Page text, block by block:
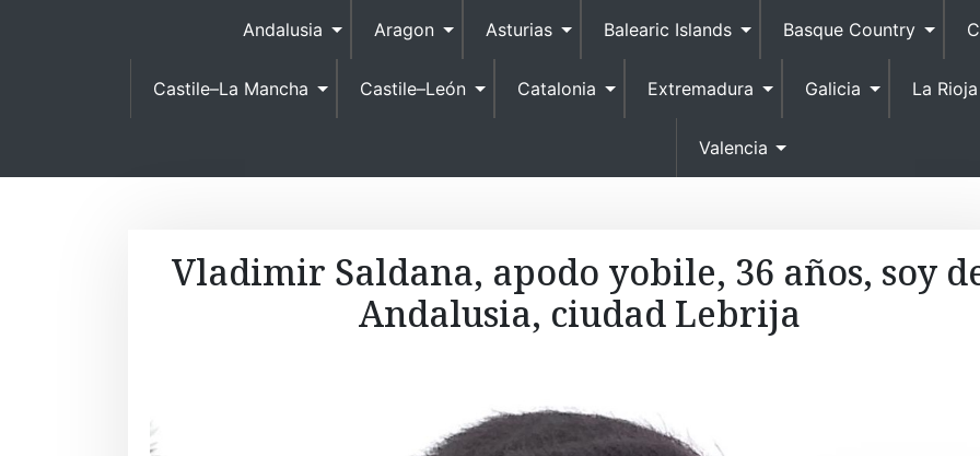
p
o
e
t
Andalusia Aragon Asturias Balearic Islands Basque Country
Castile–La Mancha Castile–León Catalonia Extremadura Galicia La Rioja
Valencia
Vladimir Saldana, apodo yobile, 36 años, soy
Andalusia, ciudad Lebrija